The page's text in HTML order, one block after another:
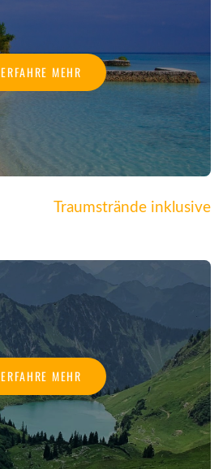
ERFAHRE MEHR
Traumstrände inklusive
ERFAHRE MEHR